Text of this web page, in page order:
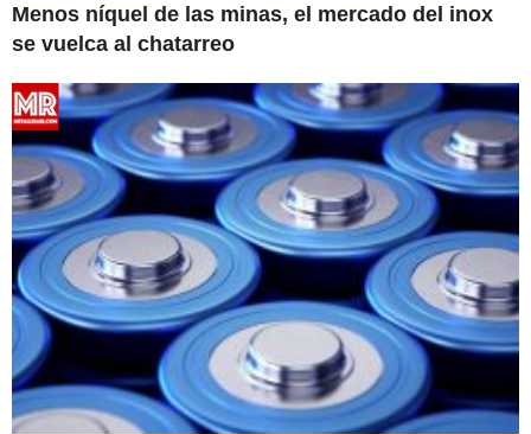
Menos níquel de las minas, el mercado del inox
se vuelca al chatarreo